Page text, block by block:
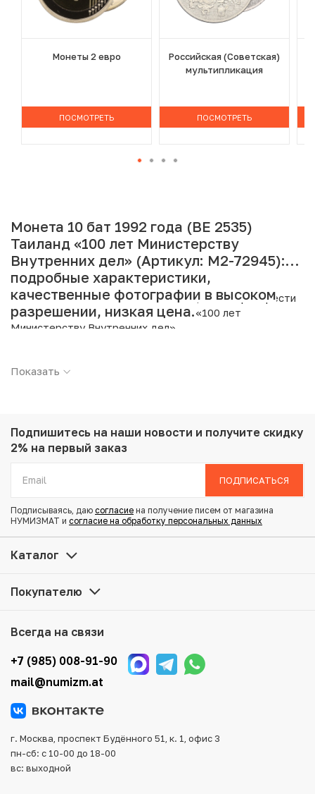
Монеты 2 евро
ПОСМОТРЕТЬ
Российская (Советская)
мультипликация
ПОСМОТРЕТЬ
Монета 10 бат 1992 года (BE 2535)
Таиланд «100 лет Министерству
Внутренних дел» (Артикул: M2-72945):
подробные характеристики,
качественные фотографии в высоком
разрешении, низкая цена.
Интернет магазин «Нумизмат» предлагает приобрести
10 бат 1992 года (BE 2535) Таиланд «100 лет
Министерству Внутренних дел».
Металл: Медно-никелевый сплав
Вес: 15 г
Состояние: AU
Монета в капсуле (фото также сквозь капсулу)
Купить 10 бат 1992 года (BE 2535) Таиланд «100 лет
Министерству Внутренних дел» по привлекательной
представленные в каталоге, находятся в наличии на
Мы доставим Ваш заказ в любой регион России, кроме
того, возможен самовывоз товара из офиса магазина.
Для вашего удобства представлены несколько способов
оплаты и доставки заказа. Все отправления надежно и
повреждения во время доставки.
Показать
Подпишитесь на наши новости и получите скидку
2% на первый заказ
ПОДПИСАТЬСЯ
Подписываясь, даю согласие на получение писем от магазина
НУМИЗМАТ и согласие на обработку персональных данных
Каталог
Покупателю
Всегда на связи
+7 (985) 008-91-90
mail@numizm.at
г. Москва, проспект Будённого 51, к. 1, офис 3
пн-сб: с 10-00 до 18-00
вс: выходной